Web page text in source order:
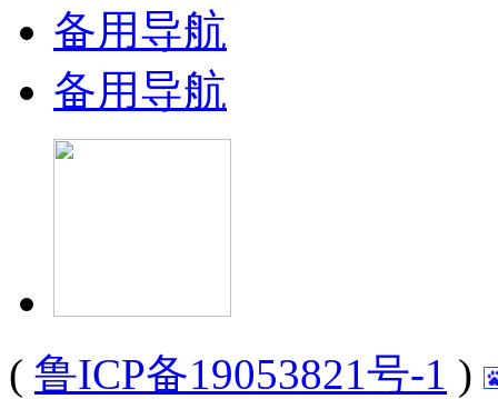
备用导航
备用导航
( 鲁ICP备19053821号-1 )